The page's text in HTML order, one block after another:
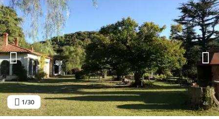
1/30 46